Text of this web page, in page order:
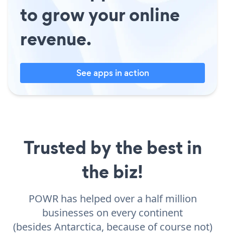
to grow your online
revenue.
See apps in action
Trusted by the best in
the biz!
POWR has helped over a half million
businesses on every continent
(besides Antarctica, because of course not)